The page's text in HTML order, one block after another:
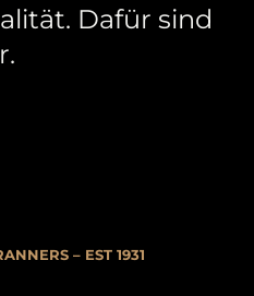
Dafür sind
– EST 1931